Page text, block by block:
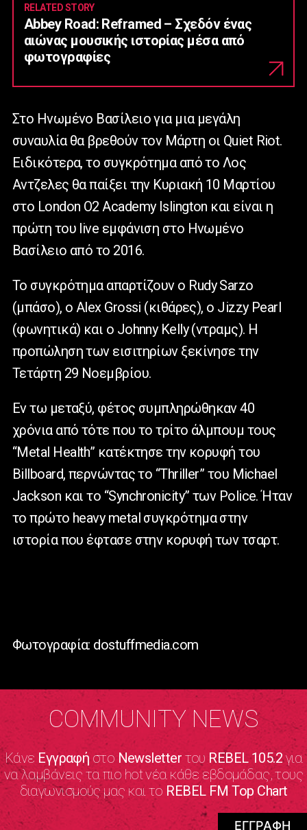
RELATED STORY
Abbey Road: Reframed – Σχεδόν ένας
αιώνας μουσικής ιστορίας μέσα από
φωτογραφίες
Στο Ηνωμένο Βασίλειο για μια μεγάλη
συναυλία θα βρεθούν τον Μάρτη οι Quiet Riot.
Ειδικότερα, το συγκρότημα από το Λος
Αντζελες θα παίξει την Κυριακή 10 Μαρτίου
στο London O2 Academy Islington και είναι η
πρώτη του live εμφάνιση στο Ηνωμένο
Βασίλειο από το 2016.
Το συγκρότημα απαρτίζουν ο Rudy Sarzo
(μπάσο), ο Alex Grossi (κιθάρες), ο Jizzy Pearl
(φωνητικά) και ο Johnny Kelly (ντραμς). Η
προπώληση των εισιτηρίων ξεκίνησε την
Τετάρτη 29 Νοεμβρίου.
Εν τω μεταξύ, φέτος συμπληρώθηκαν 40
χρόνια από τότε που το τρίτο άλμπουμ τους
“Metal Health” κατέκτησε την κορυφή του
Billboard, περνώντας το “Thriller” του Michael
Jackson και το “Synchronicity” των Police. Ήταν
το πρώτο heavy metal συγκρότημα στην
ιστορία που έφτασε στην κορυφή των τσαρτ.
Φωτογραφία: dostuffmedia.com
COMMUNITY NEWS
Κάνε Εγγραφήστο NewsletterτουREBEL 105.2για
να λαμβάνεις τα πιο hot νέα κάθε εβδομάδας, τους
διαγωνισμούς μας και το REBEL FM Top Chart